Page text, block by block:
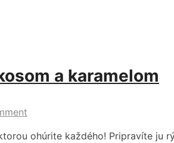
a karamelom
ohúrite každého! Pripravíte ju